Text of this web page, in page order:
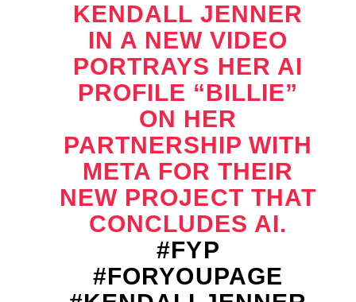
KENDALL JENNER
IN A NEW VIDEO
PORTRAYS HER AI
PROFILE “BILLIE”
ON HER
PARTNERSHIP WITH
META FOR THEIR
NEW PROJECT THAT
CONCLUDES AI.
#FYP
#FORYOUPAGE